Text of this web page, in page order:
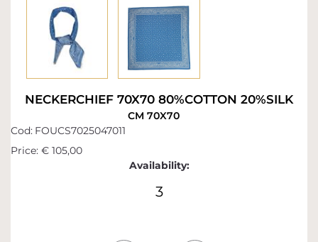
NECKERCHIEF 70X70 80%COTTON 20%SILK
CM 70X70
Cod: FOUCS7025047011
Price: € 105,00
Availability:
3